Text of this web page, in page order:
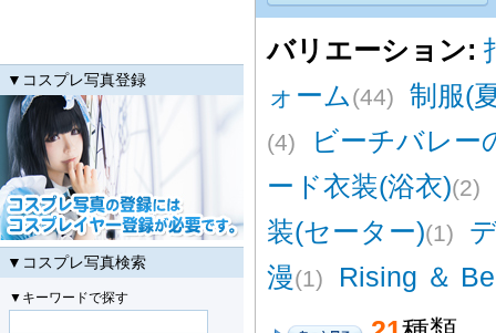
▼コスプレ写真登録
▼コスプレ写真検索
▼キーワードで探す
バリエーション:
ォーム(44) 制服(
(4)
ビーチバレー
ード衣装(浴衣)(2)
装(セーター)(1)
漫(1)
Rising ＆